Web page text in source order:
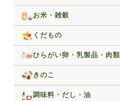
お米・雑穀
くだもの
ひらがい卵・乳製品・肉類
きのこ
調味料・だし・油